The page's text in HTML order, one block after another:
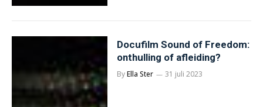
Docufilm Sound of Freedom:
onthulling of afleiding?
ByElla Ster 31 juli 2023